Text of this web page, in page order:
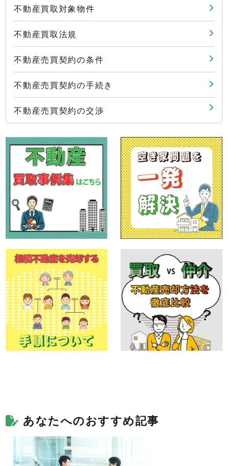
不動産買取対象物件
不動産買取法規
不動産売買契約の条件
不動産売買契約の手続き
不動産売買契約の交渉
あなたへのおすすめ記事